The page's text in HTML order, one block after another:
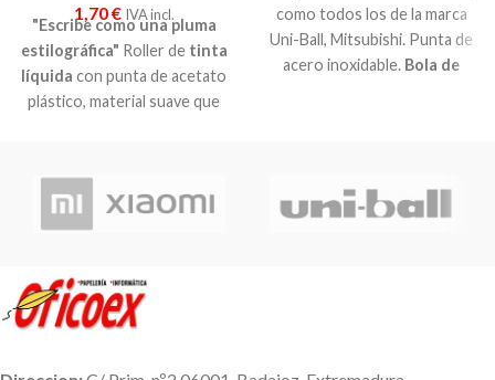
1,70€ IVA incl.
"Escribe como una pluma
estilográfica" Roller de tinta
líquida con punta de acetato
plástico, material suave que
dependiendo de la presión y
del ángulo de escritura. Punta
de bola 0,5 mm.Tres colores
TODOS ESCRIBEN EN
NEGRO. Elige tu favorito en
función del color del
como todos los de la marca
Uni-Ball, Mitsubishi. Punta de
acero inoxidable. Bola de
suave y rápida aún que la tinta
de gel. Anti falsificación y